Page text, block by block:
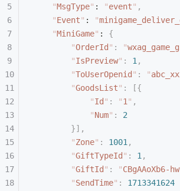
    "
MsgType" : "event" ,
    "
Event" : "
    "
MiniGame" : {
        "
OrderId " : "
        "
IsPreview" : 1 ,
        "
ToUserOpenid " : "
        "
GoodsList" :
[{
            "
Id " : "1 " ,
            "
Num" :
2
        }],
        "
Zone" : 1001 ,
        "
GiftTypeId " : 1 ,
        "
GiftId " : "CBgAAoXb6-
        "
SendTime" :
1713341624